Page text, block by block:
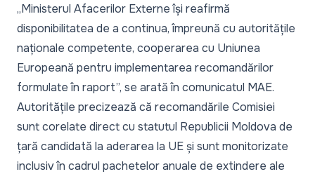
„Ministerul Afacerilor Externe își reafirmă
disponibilitatea de a continua, împreună cu autoritățile
naționale competente, cooperarea cu Uniunea
Europeană pentru implementarea recomandărilor
formulate în raport”, se arată în comunicatul MAE.
Autoritățile precizează că recomandările Comisiei
sunt corelate direct cu statutul Republicii Moldova de
țară candidată la aderarea la UE și sunt monitorizate
inclusiv în cadrul pachetelor anuale de extindere ale